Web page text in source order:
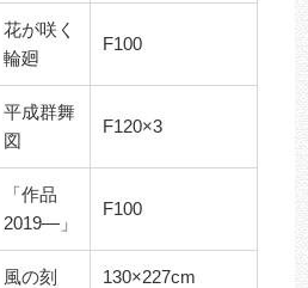
花が咲く
輪廻
F100
平成群舞
図
F120×3
「作品
2019―」
F100
風の刻 130×227cm